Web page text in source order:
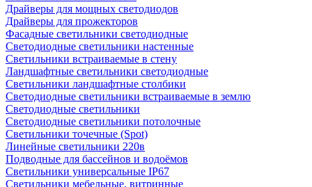
Драйверы для мощных светодиодов
Драйверы для прожекторов
Фасадные светильники светодиодные
Светодиодные светильники настенные
Светильники встраиваемые в стену
Ландшафтные светильники светодиодные
Светильники ландшафтные столбики
Светодиодные светильники встраиваемые в землю
Светодиодные светильники
Светодиодные светильники потолочные
Светильники точечные (Spot)
Линейные светильники 220в
Подводные для бассейнов и водоёмов
Светильники универсальные IP67
Светильники мебельные, витринные